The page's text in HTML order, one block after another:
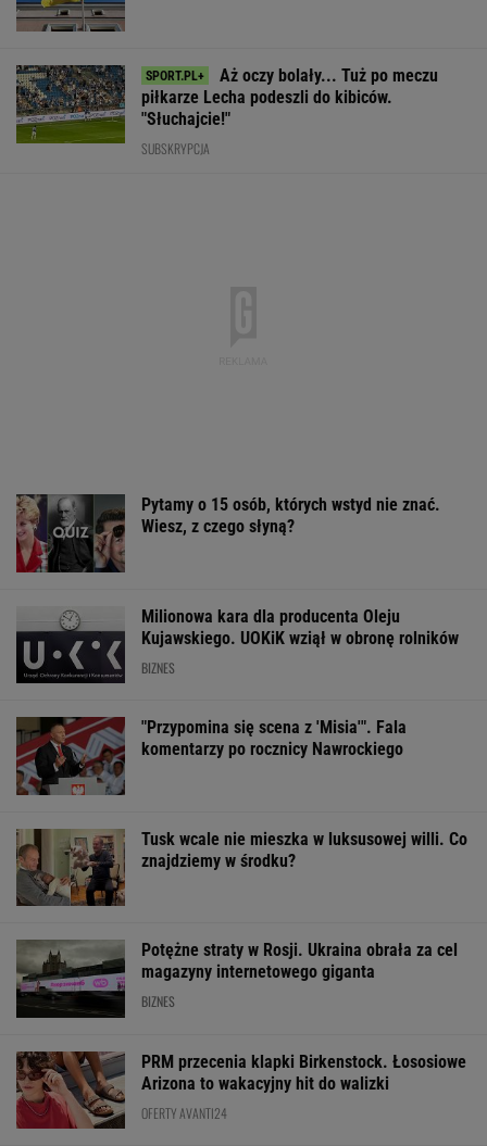
Aż oczy bolały... Tuż po meczu
piłkarze Lecha podeszli do kibiców.
"Słuchajcie!"
SUBSKRYPCJA
Pytamy o 15 osób, których wstyd nie znać.
Wiesz, z czego słyną?
Milionowa kara dla producenta Oleju
Kujawskiego. UOKiK wziął w obronę rolników
BIZNES
"Przypomina się scena z 'Misia'". Fala
komentarzy po rocznicy Nawrockiego
Tusk wcale nie mieszka w luksusowej willi. Co
znajdziemy w środku?
Potężne straty w Rosji. Ukraina obrała za cel
magazyny internetowego giganta
BIZNES
PRM przecenia klapki Birkenstock. Łososiowe
Arizona to wakacyjny hit do walizki
OFERTY AVANTI24